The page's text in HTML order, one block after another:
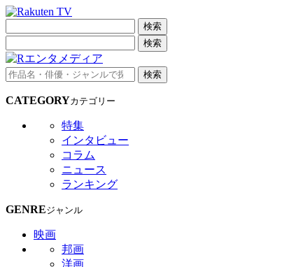
検索
検索
検索
CATEGORYカテゴリー
特集
インタビュー
コラム
ニュース
ランキング
GENREジャンル
映画
邦画
洋画